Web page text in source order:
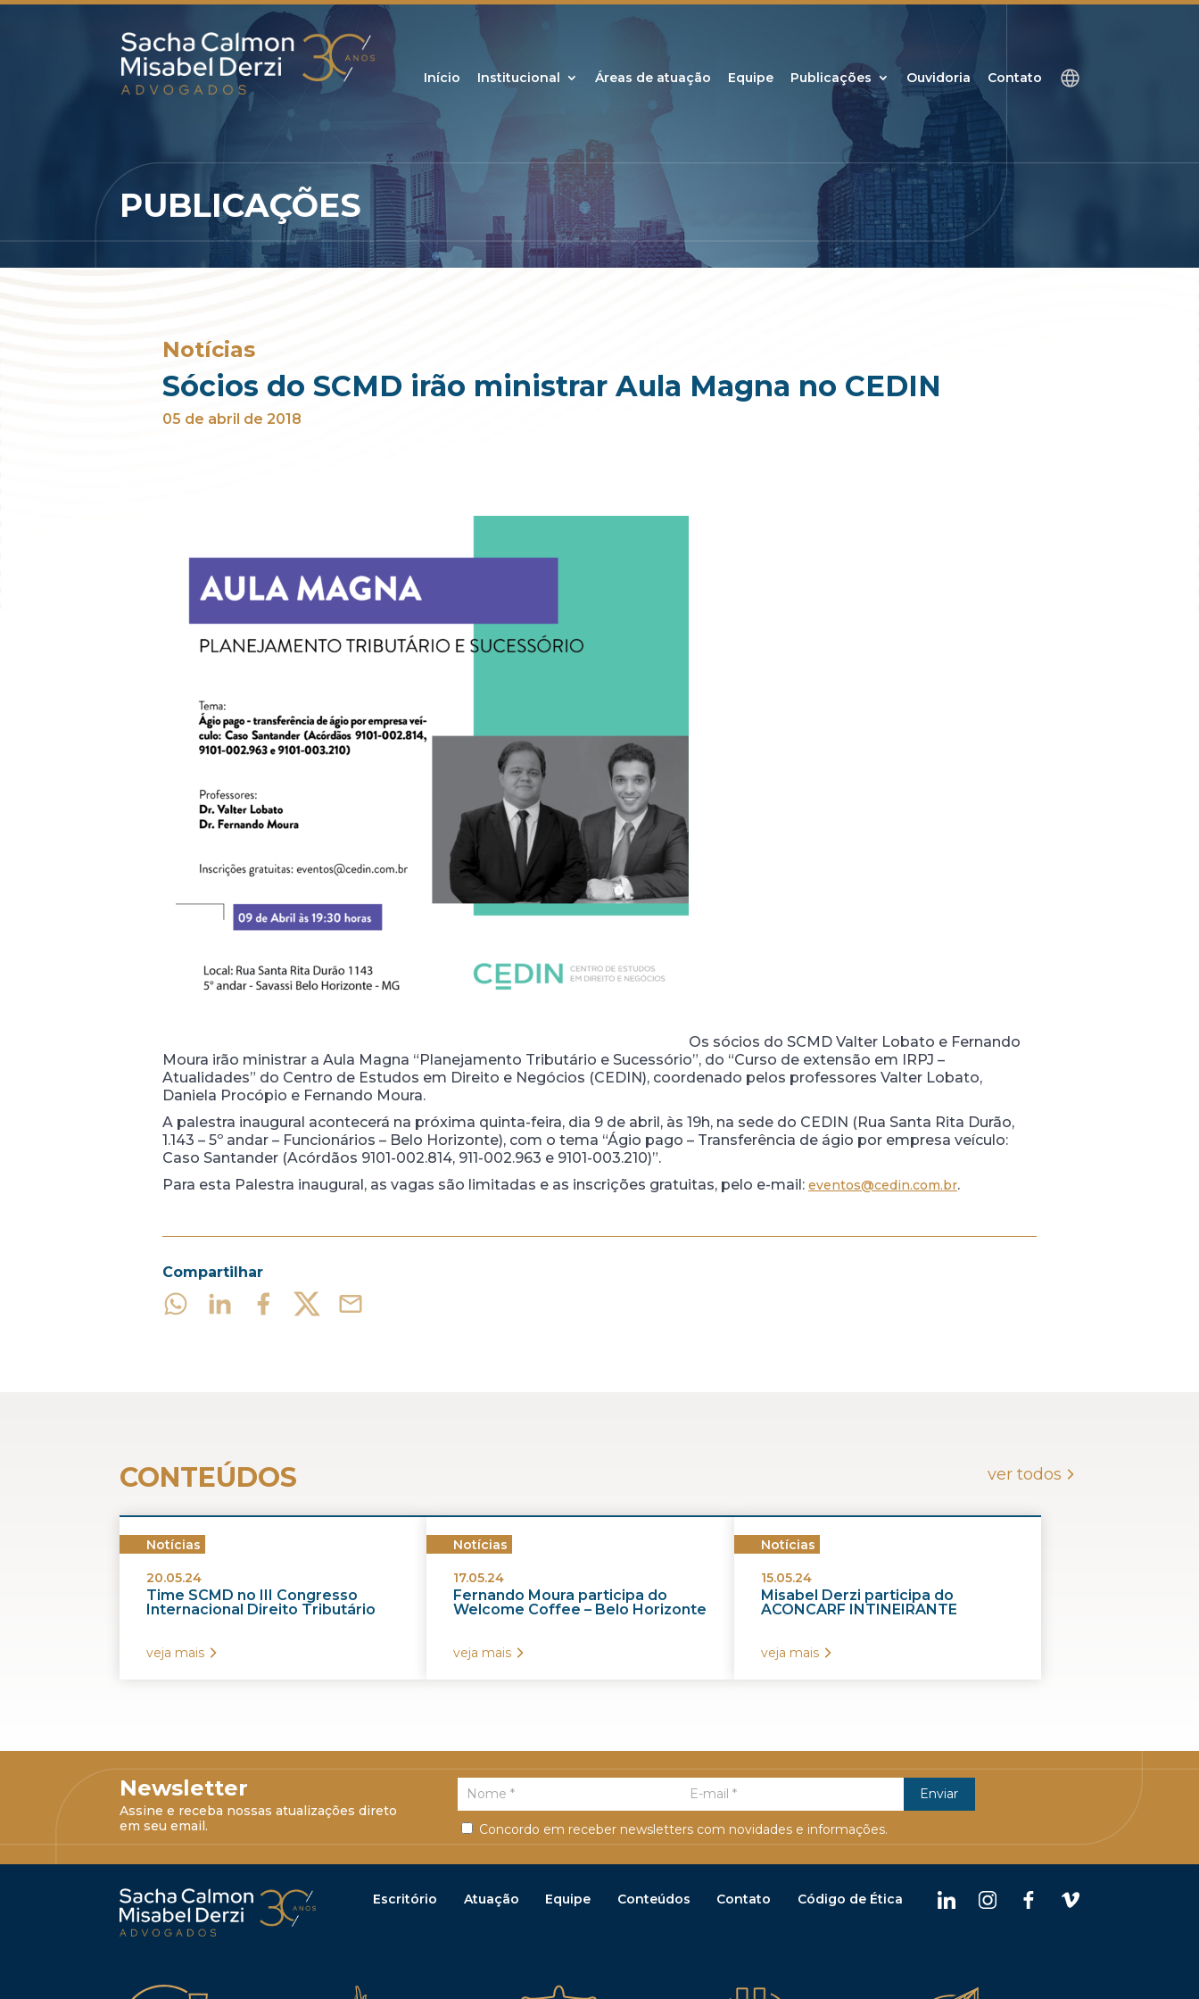
Início Institucional Áreas de atuação Equipe Publicações Ouvidoria Contato
PUBLICAÇÕES
Notícias
Sócios do SCMD irão ministrar Aula Magna no CEDIN
05 de abril de 2018
Os sócios do SCMD Valter Lobato e Fernando
Moura irão ministrar a Aula Magna “Planejamento Tributário e Sucessório”, do “Curso de extensão em IRPJ –
Atualidades” do Centro de Estudos em Direito e Negócios (CEDIN), coordenado pelos professores Valter Lobato,
Daniela Procópio e Fernando Moura.
A palestra inaugural acontecerá na próxima quinta-feira, dia 9 de abril, às 19h, na sede do CEDIN (Rua Santa Rita Durão,
1.143 – 5º andar – Funcionários – Belo Horizonte), com o tema “Ágio pago – Transferência de ágio por empresa veículo:
Caso Santander (Acórdãos 9101-002.814, 911-002.963 e 9101-003.210)”.
Para esta Palestra inaugural, as vagas são limitadas e as inscrições gratuitas, pelo e-mail: eventos@cedin.com.br.
Compartilhar
CONTEÚDOS ver todos
Notícias
20.05.24
Time SCMD no III Congresso
Internacional Direito Tributário
veja mais
Notícias
17.05.24
Fernando Moura participa do
Welcome Coffee – Belo Horizonte
veja mais
Notícias
15.05.24
Misabel Derzi participa do
ACONCARF INTINEIRANTE
veja mais
Newsletter
Assine e receba nossas atualizações direto
em seu email.
Concordo em receber newsletters com novidades e informações.
Escritório Atuação Equipe Conteúdos Contato Código de Ética